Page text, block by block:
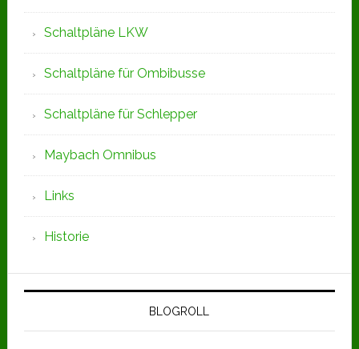
Schaltpläne LKW
Schaltpläne für Ombibusse
Schaltpläne für Schlepper
Maybach Omnibus
Links
Historie
BLOGROLL